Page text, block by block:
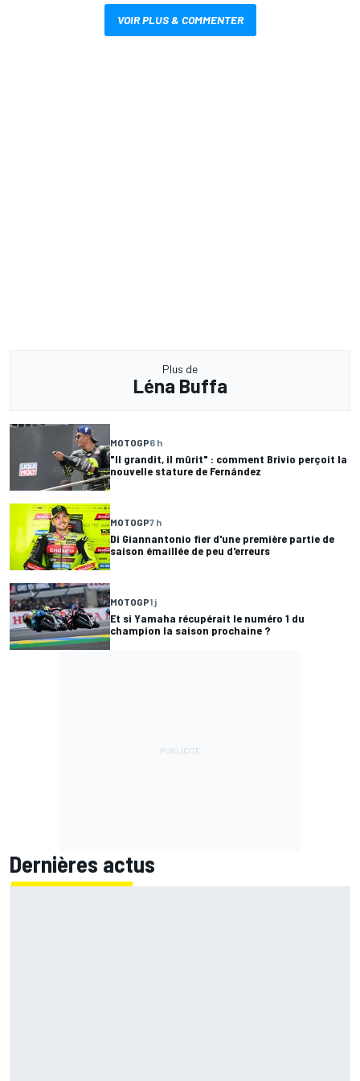
VOIR PLUS & COMMENTER
Plus de
Léna Buffa
MOTOGP6 h
"Il grandit, il mûrit" : comment Brivio perçoit la
nouvelle stature de Fernández
MOTOGP7 h
Di Giannantonio fier d'une première partie de
saison émaillée de peu d'erreurs
MOTOGP1 j
Et si Yamaha récupérait le numéro 1 du
champion la saison prochaine ?
Dernières actus